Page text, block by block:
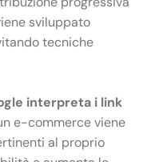
sviluppato
tecniche
interpreta i link
e-commerce viene
al proprio